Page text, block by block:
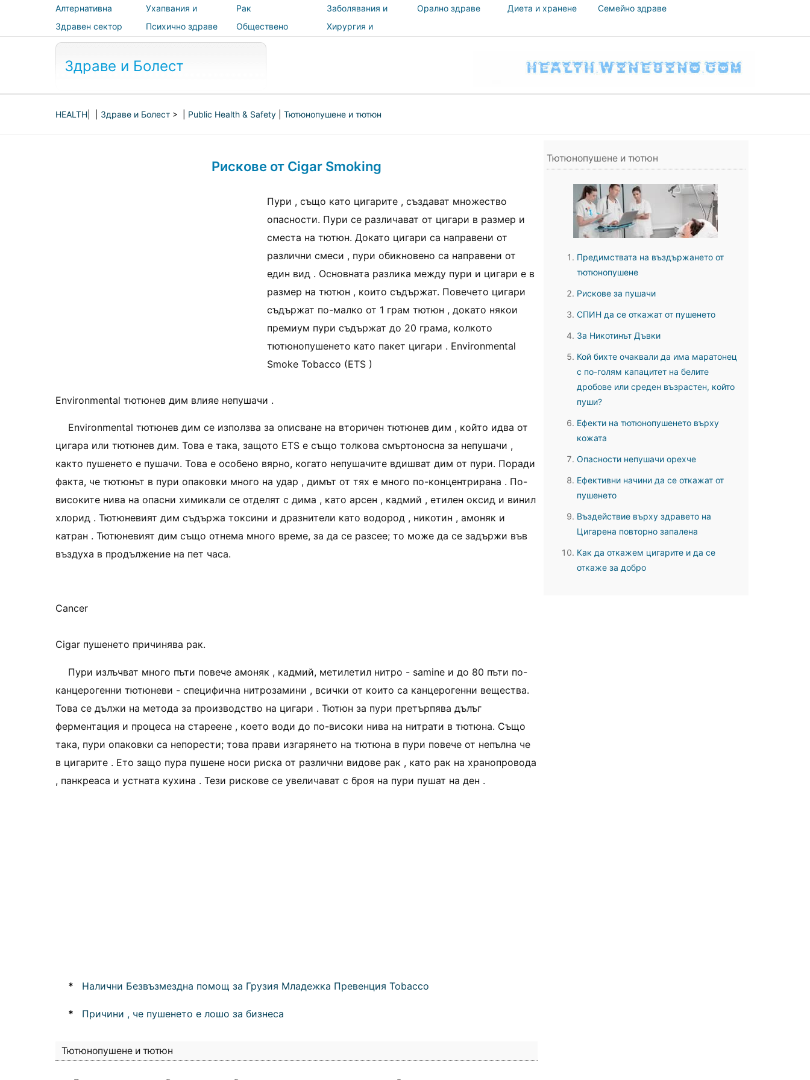
Алтернативна
медицина
Ухапвания и
ужилвания
Рак
Заболявания и
лечения
Орално здраве Диета и хранене
Семейно здраве
Здравен сектор
Психично здраве
Обществено
здраве и
Хирургия и
Здраве и Болест
HEALTH Здраве и Болест > | Public Health & Safety Тютюнопушене и тютюн
Рискове от Cigar Smoking
Пури , също като цигарите , създават множество
опасности. Пури се различават от цигари в размер и
сместа на тютюн. Докато цигари са направени от
различни смеси , пури обикновено са направени от
един вид . Основната разлика между пури и цигари е в
размер на тютюн , които съдържат. Повечето цигари
съдържат по-малко от 1 грам тютюн , докато някои
премиум пури съдържат до 20 грама, колкото
тютюнопушенето като пакет цигари . Environmental
Smoke Tobacco (ETS )
Environmental тютюнев дим влияе непушачи .
Environmental тютюнев дим се използва за описване на вторичен тютюнев дим , който идва от
цигара или тютюнев дим. Това е така, защото ETS е също толкова смъртоносна за непушачи ,
както пушенето е пушачи. Това е особено вярно, когато непушачите вдишват дим от пури. Поради
факта, че тютюнът в пури опаковки много на удар , димът от тях е много по-концентрирана . По-
високите нива на опасни химикали се отделят с дима , като арсен , кадмий , етилен оксид и винил
хлорид . Тютюневият дим съдържа токсини и дразнители като водород , никотин , амоняк и
катран . Тютюневият дим също отнема много време, за да се разсее; то може да се задържи във
въздуха в продължение на пет часа.
Cancer
Cigar пушенето причинява рак.
Пури излъчват много пъти повече амоняк , кадмий, метилетил нитро - samine и до 80 пъти по-
канцерогенни тютюневи - специфична нитрозамини , всички от които са канцерогенни вещества.
Това се дължи на метода за производство на цигари . Тютюн за пури претърпява дълъг
ферментация и процеса на стареене , което води до по-високи нива на нитрати в тютюна. Също
така, пури опаковки са непорести; това прави изгарянето на тютюна в пури повече от непълна че
в цигарите . Ето защо пура пушене носи риска от различни видове рак , като рак на хранопровода
, панкреаса и устната кухина . Тези рискове се увеличават с броя на пури пушат на ден .
* Налични Безвъзмездна помощ за Грузия Младежка Превенция Tobacco
* Причини , че пушенето е лошо за бизнеса
Тютюнопушене и тютюн
Тютюнопушене и тютюн
Предимствата на въздържането от
тютюнопушене
Рискове за пушачи
СПИН да се откажат от пушенето
За Никотинът Дъвки
Кой бихте очаквали да има маратонец
с по-голям капацитет на белите
дробове или среден възрастен, който
пуши?
Ефекти на тютюнопушенето върху
кожата
Опасности непушачи орехче
Ефективни начини да се откажат от
пушенето
Въздействие върху здравето на
Цигарена повторно запалена
Как да откажем цигарите и да се
откаже за добро